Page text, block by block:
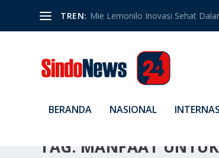
TREN: Mie Lemonilo Inovasi Sehat
BERANDA NASIONAL
TAG: MANFAAT